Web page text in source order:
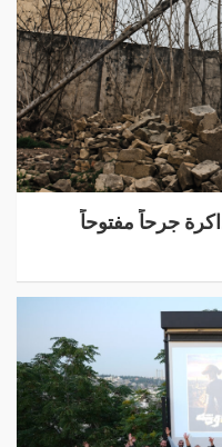
جرحاً مفتوحاً